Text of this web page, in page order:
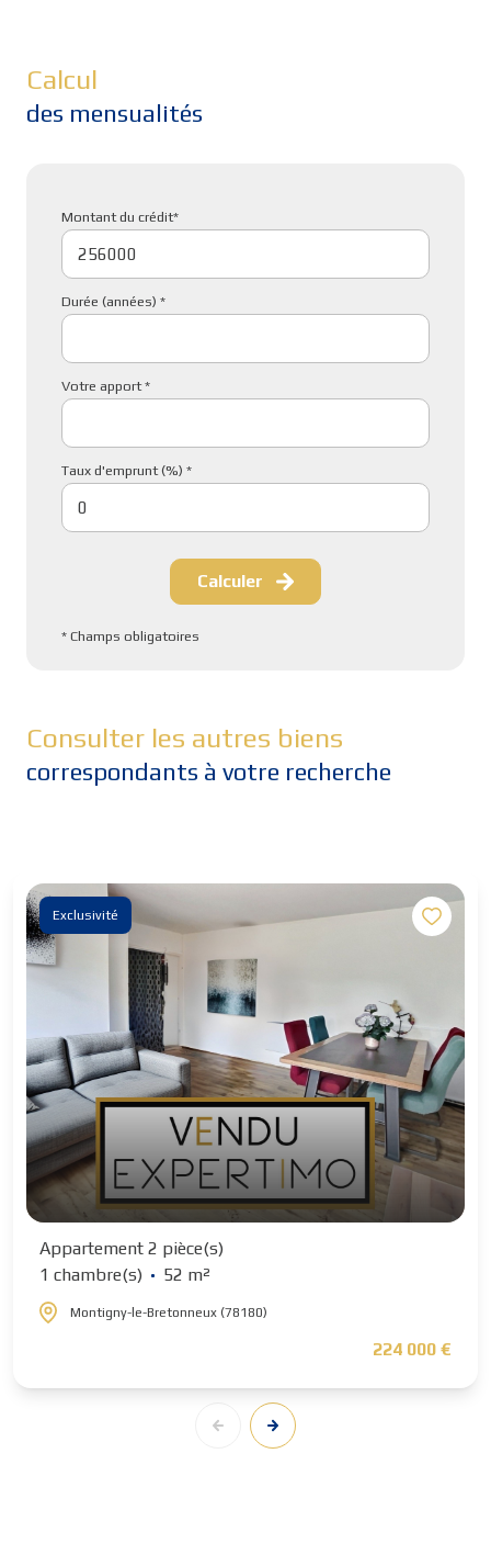
Calcul
des mensualités
Montant du crédit*
Durée (années) *
Votre apport *
Taux d'emprunt (%) *
Calculer
* Champs obligatoires
Consulter les autres biens
correspondants à votre recherche
Exclusivité
Appartement 2 pièce(s)
1 chambre(s)
52 m²
Montigny-le-Bretonneux (78180)
224 000 €